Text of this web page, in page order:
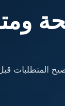
المتطلبات قبل